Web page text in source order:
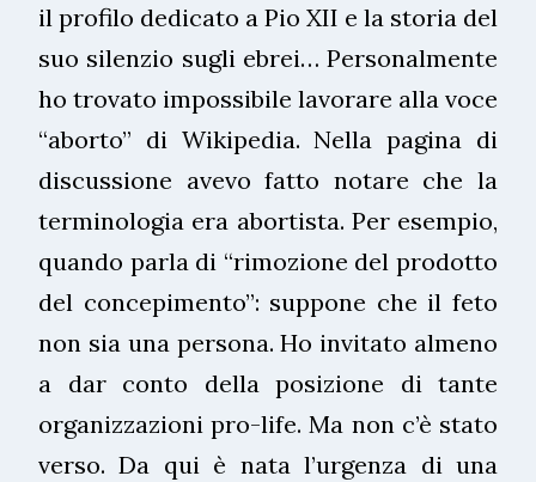
il profilo dedicato a Pio XII e la storia del
suo silenzio sugli ebrei… Personalmente
ho trovato impossibile lavorare alla voce
“aborto” di Wikipedia. Nella pagina di
discussione avevo fatto notare che la
terminologia era abortista. Per esempio,
quando parla di “rimozione del prodotto
del concepimento”: suppone che il feto
non sia una persona. Ho invitato almeno
a dar conto della posizione di tante
organizzazioni pro-life. Ma non c’è stato
verso. Da qui è nata l’urgenza di una